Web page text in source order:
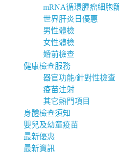
mRNA循環腫瘤細胞
世界肝炎日優惠
男性體檢
女性體檢
婚前檢查
健康檢查服務
器官功能/針對性檢查
疫苗注射
其它熱門項目
身體檢查須知
嬰兒及幼童疫苗
最新優惠
最新資訊